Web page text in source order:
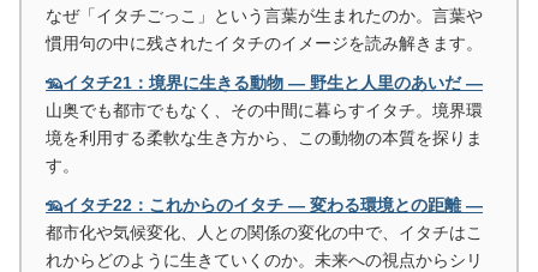
なぜ「イタチごっこ」という言葉が生まれたのか。言葉や
慣用句の中に残されたイタチのイメージを読み解きます。
🦡イタチ21：境界に生きる動物 ― 野生と人里のあいだ ―
山奥でも都市でもなく、その中間に暮らすイタチ。境界環
境を利用する柔軟な生き方から、この動物の本質を探りま
す。
🦡イタチ22：これからのイタチ ― 変わる環境との距離 ―
都市化や気候変化、人との関係の変化の中で、イタチはこ
れからどのように生きていくのか。未来への視点からシリ